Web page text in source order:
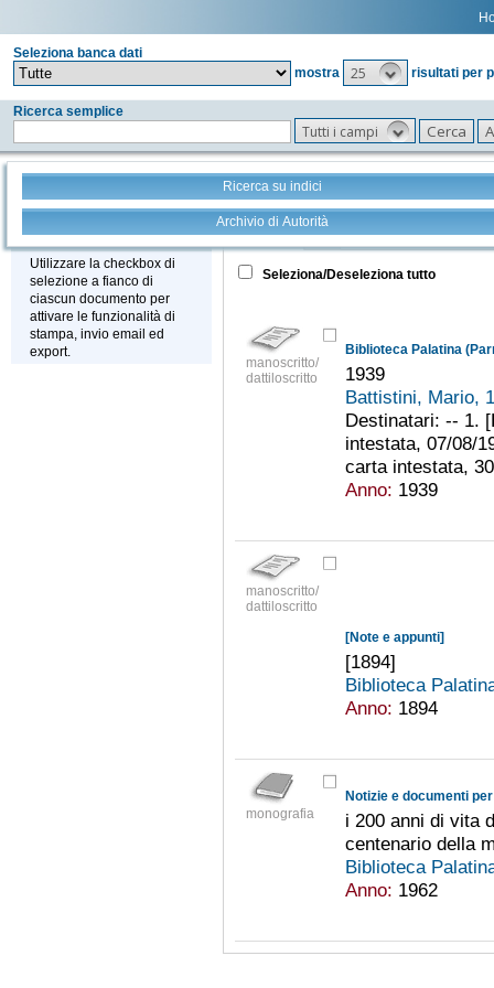
Seleziona banca dati
mostra
25 risultati per
Ricerca semplice
Tutti i campi
Ricerca su indici
Archivio di Autorità
Stampa - Email - Export
Utilizzare la checkbox di
selezione a fianco di
ciascun documento per
attivare le funzionalità di
stampa, invio email ed
export.
Tutto +
Seleziona/Deseleziona tutto
manoscritto/
dattiloscritto
Biblioteca Palatina
1939
Battistini, Mario,
Destinatari: -- 1.
intestata, 07/08/
carta intestata,
Anno: 1939
manoscritto/
dattiloscritto
[Note e appunti]
[1894]
Biblioteca
Anno: 1894
monografia
i 200 anni di vita
centenario della
Biblioteca
Anno: 1962